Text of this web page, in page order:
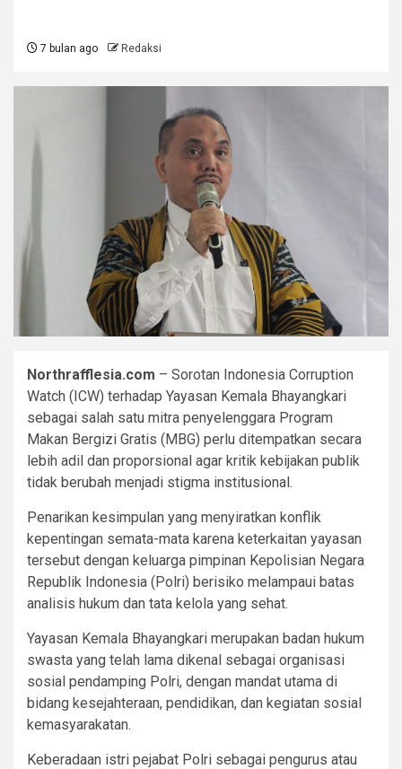
7 bulan ago Redaksi
Northrafflesia.com – Sorotan Indonesia Corruption
Watch (ICW) terhadap Yayasan Kemala Bhayangkari
sebagai salah satu mitra penyelenggara Program
Makan Bergizi Gratis (MBG) perlu ditempatkan secara
lebih adil dan proporsional agar kritik kebijakan publik
tidak berubah menjadi stigma institusional.
Penarikan kesimpulan yang menyiratkan konflik
kepentingan semata-mata karena keterkaitan yayasan
tersebut dengan keluarga pimpinan Kepolisian Negara
Republik Indonesia (Polri) berisiko melampaui batas
analisis hukum dan tata kelola yang sehat.
Yayasan Kemala Bhayangkari merupakan badan hukum
swasta yang telah lama dikenal sebagai organisasi
sosial pendamping Polri, dengan mandat utama di
bidang kesejahteraan, pendidikan, dan kegiatan sosial
kemasyarakatan.
Keberadaan istri pejabat Polri sebagai pengurus atau